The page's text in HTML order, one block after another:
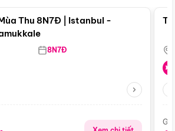
Thu 8N7Đ | Istanbul -
8N7Đ